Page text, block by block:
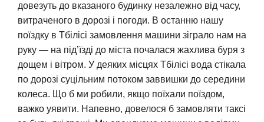
довезуть до вказаного будинку незалежно від часу,
витраченого в дорозі і погоди. В останню нашу
поїздку в Тбілісі замовлення машини зіграло нам на
руку — на під’їзді до міста почалася жахлива буря з
дощем і вітром. У деяких місцях Тбілісі вода стікала
по дорозі суцільним потоком заввишки до середини
колеса. Що б ми робили, якщо поїхали поїздом,
важко уявити. Напевно, довелося б замовляти таксі